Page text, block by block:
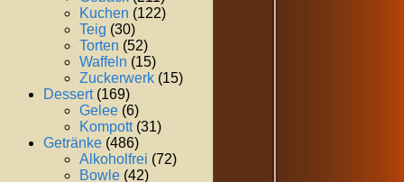
Kuchen (122)
Teig (30)
Torten (52)
Waffeln (15)
Zuckerwerk (15)
Dessert(169)
Gelee (6)
Kompott(31)
Getränke (486)
Alkoholfrei (72)
Bowle (42)